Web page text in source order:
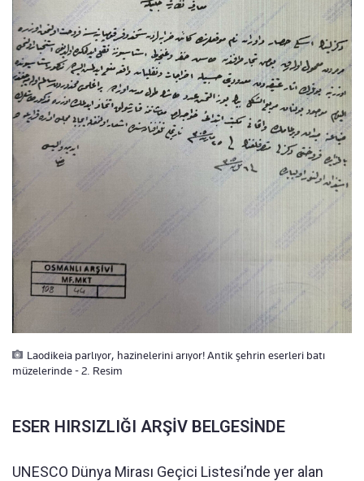
Laodikeia parlıyor, hazinelerini arıyor! Antik şehrin eserleri batı
müzelerinde - 2. Resim
ESER HIRSIZLIĞI ARŞİV BELGESİNDE
UNESCO Dünya Mirası Geçici Listesi’nde yer alan